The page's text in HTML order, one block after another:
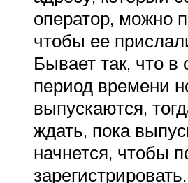
оператор, можно
чтобы ее
Бывает так, что
период времени
выпускаются,
ждать, пока
начнется, чтобы
зарегистрировать.